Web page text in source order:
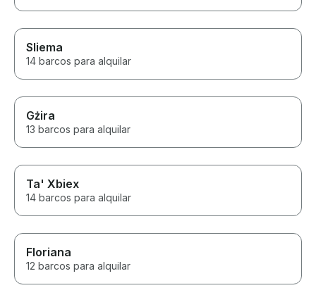
Sliema
14 barcos para alquilar
Gżira
13 barcos para alquilar
Ta' Xbiex
14 barcos para alquilar
Floriana
12 barcos para alquilar